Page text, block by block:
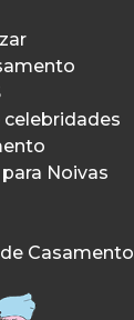
Noivas
Casamento